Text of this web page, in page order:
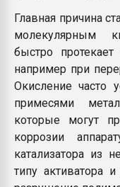
Главная причина
молекулярным
быстро
например при
Окисление часто
примесями
которые могут
коррозии
катализатора из
типу активатора